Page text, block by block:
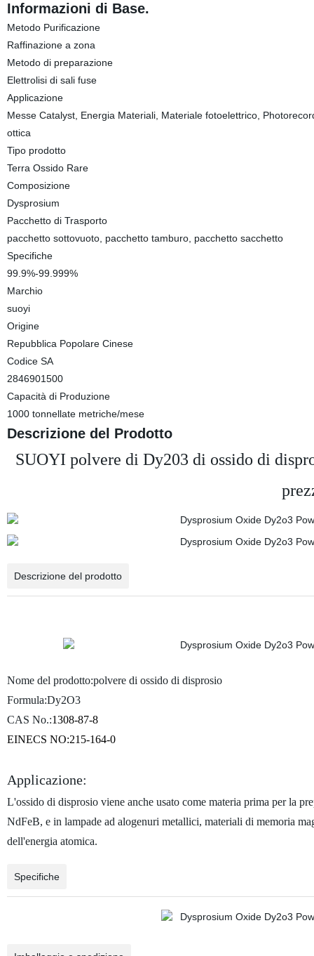
Informazioni di Base.
Metodo Purificazione
Raffinazione a zona
Metodo di preparazione
Elettrolisi di sali fuse
Applicazione
Messe Catalyst, Energia Materiali, Materiale fotoelettrico,
ottica
Tipo prodotto
Terra Ossido Rare
Composizione
Dysprosium
Pacchetto di Trasporto
pacchetto sottovuoto, pacchetto tamburo, pacchetto sacchetto
Specifiche
99.9%-99.999%
Marchio
suoyi
Origine
Repubblica Popolare Cinese
Codice SA
2846901500
Capacità di Produzione
1000 tonnellate metriche/mese
Descrizione del Prodotto
SUOYI polvere di Dy203 di ossido di
Descrizione del prodotto
Nome del prodotto:polvere di ossido di disprosio
Formula:Dy2O3
CAS No.:1308-87-8
EINECS NO:215-164-0
Applicazione:
L'ossido di disprosio viene anche usato come materia prima per la
NdFeB, e in lampade ad alogenuri metallici, materiali di memoria
dell'energia atomica.
Specifiche